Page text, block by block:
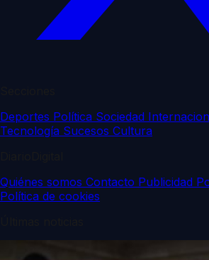
Deportes Política Sociedad
Tecnología Sucesos Cultura
Quiénes somos Contacto Publicidad
Política de cookies